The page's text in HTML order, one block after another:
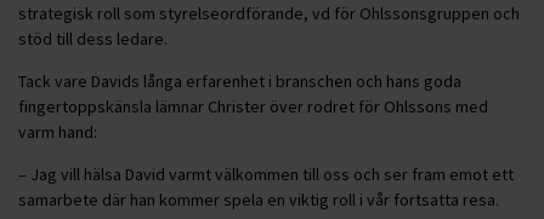
strategisk roll som styrelseordförande, vd för Ohlssonsgruppen och
stöd till dess ledare.
Tack vare Davids långa erfarenhet i branschen och hans goda
fingertoppskänsla lämnar Christer över rodret för Ohlssons med
varm hand:
– Jag vill hälsa David varmt välkommen till oss och ser fram emot ett
samarbete där han kommer spela en viktig roll i vår fortsatta resa.